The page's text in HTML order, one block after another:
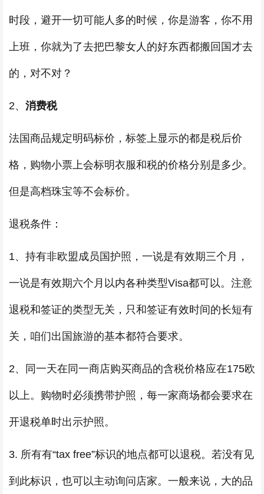
时段，避开一切可能人多的时候，你是游客，你不用
上班，你就为了去把巴黎女人的好东西都搬回国才去
的，对不对？
2、 消费税
法国商品规定明码标价，标签上显示的都是税后价
格，购物小票上会标明衣服和税的价格分别是多少。
但是高档珠宝等不会标价。
退税条件：
1、持有非欧盟成员国护照，一说是有效期三个月，
一说是有效期六个月以内各种类型Visa都可以。注意
退税和签证的类型无关，只和签证有效时间的长短有
关，咱们出国旅游的基本都符合要求。
2、同一天在同一商店购买商品的含税价格应在175欧
以上。购物时必须携带护照，每一家商场都会要求在
开退税单时出示护照。
3. 所有有“tax free”标识的地点都可以退税。若没有见
到此标识，也可以主动询问店家。一般来说，大的品